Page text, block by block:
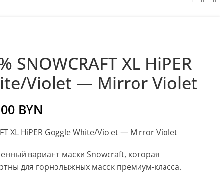
SNOWCRAFT XL HiPER
Violet — Mirror Violet
BYN
XL HiPER Goggle White/Violet — Mirror Violet
вариант маски Snowcraft, которая
для горнолыжных масок премиум-класса.